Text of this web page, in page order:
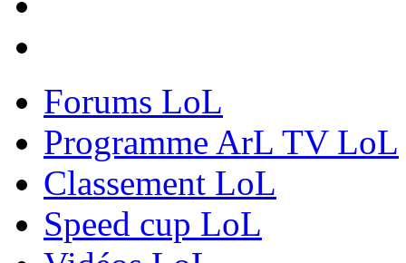
Forums LoL
Programme ArL TV LoL
Classement LoL
Speed cup LoL